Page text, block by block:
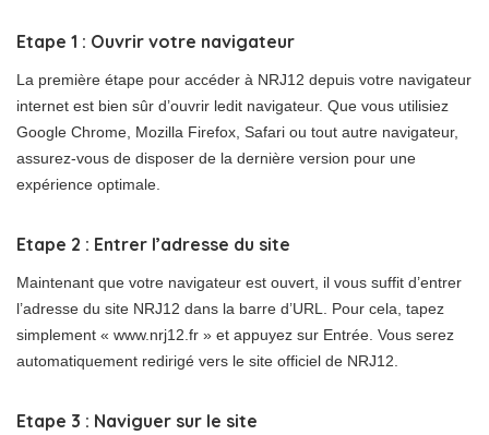
Etape 1 : Ouvrir votre navigateur
La première étape pour accéder à NRJ12 depuis votre navigateur
internet est bien sûr d’ouvrir ledit navigateur. Que vous utilisiez
Google Chrome, Mozilla Firefox, Safari ou tout autre navigateur,
assurez-vous de disposer de la dernière version pour une
expérience optimale.
Etape 2 : Entrer l’adresse du site
Maintenant que votre navigateur est ouvert, il vous suffit d’entrer
l’adresse du site NRJ12 dans la barre d’URL. Pour cela, tapez
simplement « www.nrj12.fr » et appuyez sur Entrée. Vous serez
automatiquement redirigé vers le site officiel de NRJ12.
Etape 3 : Naviguer sur le site